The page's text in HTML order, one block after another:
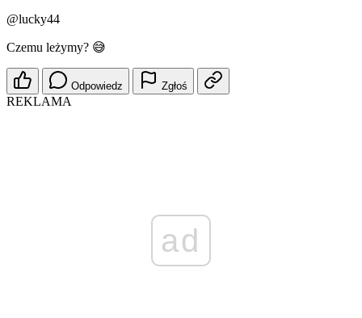
@lucky44
Czemu leżymy? 😅
Odpowiedz Zgłoś
REKLAMA
ad